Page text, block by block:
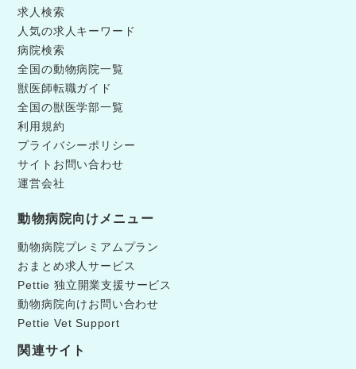
求人検索
人気の求人キーワード
病院検索
全国の動物病院一覧
獣医師転職ガイド
全国の獣医学部一覧
利用規約
プライバシーポリシー
サイトお問い合わせ
運営会社
動物病院向けメニュー
動物病院プレミアムプラン
おまとめ求人サービス
Pettie 独立開業支援サービス
動物病院向けお問い合わせ
Pettie Vet Support
関連サイト